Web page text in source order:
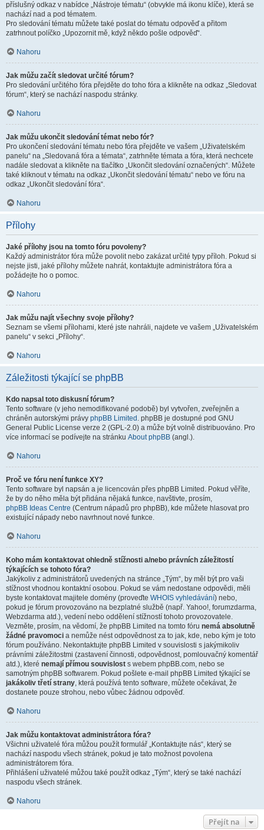
příslušný odkaz v nabídce „Nástroje tématu“ (obvykle má ikonu klíče), která se
nachází nad a pod tématem.
Pro sledování tématu můžete také poslat do tématu odpověď a přitom
zatrhnout políčko „Upozornit mě, když někdo pošle odpověď“.
Nahoru
Jak můžu začít sledovat určité fórum?
Pro sledování určitého fóra přejděte do toho fóra a klikněte na odkaz „Sledovat
fórum“, který se nachází naspodu stránky.
Nahoru
Jak můžu ukončit sledování témat nebo fór?
Pro ukončení sledování tématu nebo fóra přejděte ve vašem „Uživatelském
panelu“ na „Sledovaná fóra a témata“, zatrhněte témata a fóra, která nechcete
nadále sledovat a klikněte na tlačítko „Ukončit sledování označených“. Můžete
také kliknout v tématu na odkaz „Ukončit sledování tématu“ nebo ve fóru na
odkaz „Ukončit sledování fóra“.
Nahoru
Přílohy
Jaké přílohy jsou na tomto fóru povoleny?
Každý administrátor fóra může povolit nebo zakázat určité typy příloh. Pokud si
nejste jisti, jaké přílohy můžete nahrát, kontaktujte administrátora fóra a
požádejte ho o pomoc.
Nahoru
Jak můžu najít všechny svoje přílohy?
Seznam se všemi přílohami, které jste nahráli, najdete ve vašem „Uživatelském
panelu“ v sekci „Přílohy“.
Nahoru
Záležitosti týkající se phpBB
Kdo napsal toto diskusní fórum?
Tento software (v jeho nemodifikované podobě) byl vytvořen, zveřejněn a
chráněn autorskými právy phpBB Limited . phpBB je dostupné pod GNU
General Public License verze 2 (GPL-2.0) a může být volně distribuováno. Pro
více informací se podívejte na stránku About phpBB (angl.).
Nahoru
Proč ve fóru není funkce XY?
Tento software byl napsán a je licencován přes phpBB Limited. Pokud věříte,
že by do něho měla být přidána nějaká funkce, navštivte, prosím,
phpBB Ideas Centre (Centrum nápadů pro phpBB), kde můžete hlasovat pro
existující nápady nebo navrhnout nové funkce.
Nahoru
Koho mám kontaktovat ohledně stížnosti a/nebo právních záležitostí
týkajících se tohoto fóra?
Jakýkoliv z administrátorů uvedených na stránce „Tým“, by měl být pro vaši
stížnost vhodnou kontaktní osobou. Pokud se vám nedostane odpovědi, měli
byste kontaktovat majitele domény (proveďte WHOIS vyhledávání) nebo,
pokud je fórum provozováno na bezplatné službě (např. Yahoo!, forumzdarma,
Webzdarma atd.), vedení nebo oddělení stížností tohoto provozovatele.
Vezměte, prosím, na vědomí, že phpBB Limited na tomto fóru nemá absolutně
žádné pravomoci a nemůže nést odpovědnost za to jak, kde, nebo kým je toto
fórum používáno. Nekontaktujte phpBB Limited v souvislosti s jakýmikoliv
právními záležitostmi (zastavení činnosti, odpovědnost, pomlouvačný komentář
atd.), které nemají přímou souvislost s webem phpBB.com, nebo se
samotným phpBB softwarem. Pokud pošlete e-mail phpBB Limited týkající se
jakákoliv třetí strany, která používá tento software, můžete očekávat, že
dostanete pouze strohou, nebo vůbec žádnou odpověď.
Nahoru
Jak můžu kontaktovat administrátora fóra?
Všichni uživatelé fóra můžou použít formulář „Kontaktujte nás“, který se
nachází naspodu všech stránek, pokud je tato možnost povolena
administrátorem fóra.
Přihlášení uživatelé můžou také použít odkaz „Tým“, který se také nachází
naspodu všech stránek.
Nahoru
Přejít na